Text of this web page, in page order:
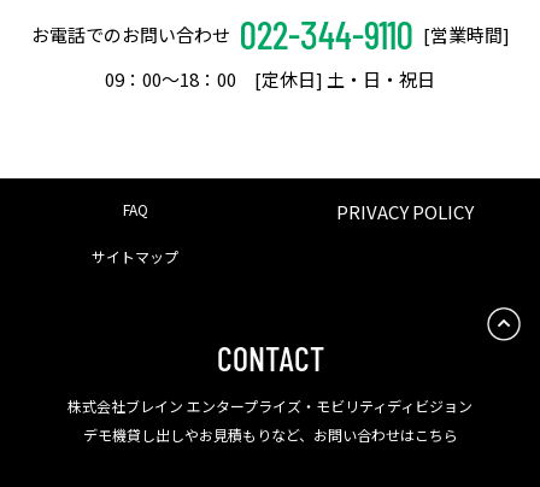
お電話でのお問い合わせ 022-344-9110 [営業時間]
09：00〜18：00 [定休日] 土・日・祝日
FAQ PRIVACY POLICY
サイトマップ
CONTACT
株式会社ブレイン エンタープライズ・モビリティディビジョン
デモ機貸し出しやお見積もりなど、お問い合わせはこちら